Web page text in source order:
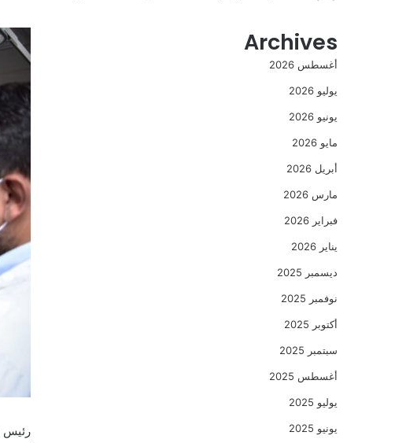
رئيس
Archives
أغسطس 2026
يوليو 2026
يونيو 2026
مايو 2026
أبريل 2026
مارس 2026
فبراير 2026
يناير 2026
ديسمبر 2025
نوفمبر 2025
أكتوبر 2025
سبتمبر 2025
أغسطس 2025
يوليو 2025
يونيو 2025